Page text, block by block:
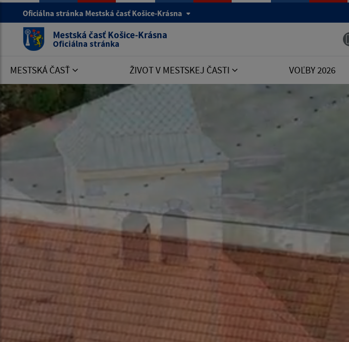
Oficiálna stránka Mestská časť Košice-Krásna
Mestská časť Košice-Krásna
Oficiálna stránka
MESTSKÁ ČASŤ ŽIVOT V MESTSKEJ ČASTI VOĽBY 2026